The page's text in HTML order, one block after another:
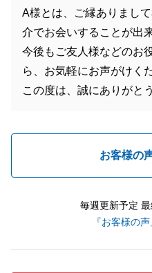
A様とは、ご縁ありまし
介でお会いすることが出
今後もご友人様などのお
ら、お気軽にお声がけく
この度は、誠にありがと
お客様の
毎週更新予定
『お客様の